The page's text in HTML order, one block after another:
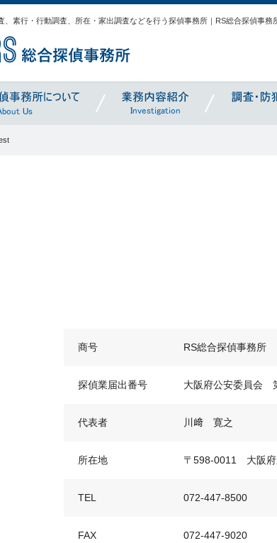
、素行・行動調査、所在・家出調査などを行う探偵事務所｜RS総合探偵事務
RS総合探偵事務所について
About Us
業務内容紹介
Investigation
商号 RS総合探偵事務所
探偵業届出番号 大阪府公安委員会
代表者 川﨑 寛之
所在地 〒598-0011 大阪府
TEL 072-447-8500
FAX 072-447-9020